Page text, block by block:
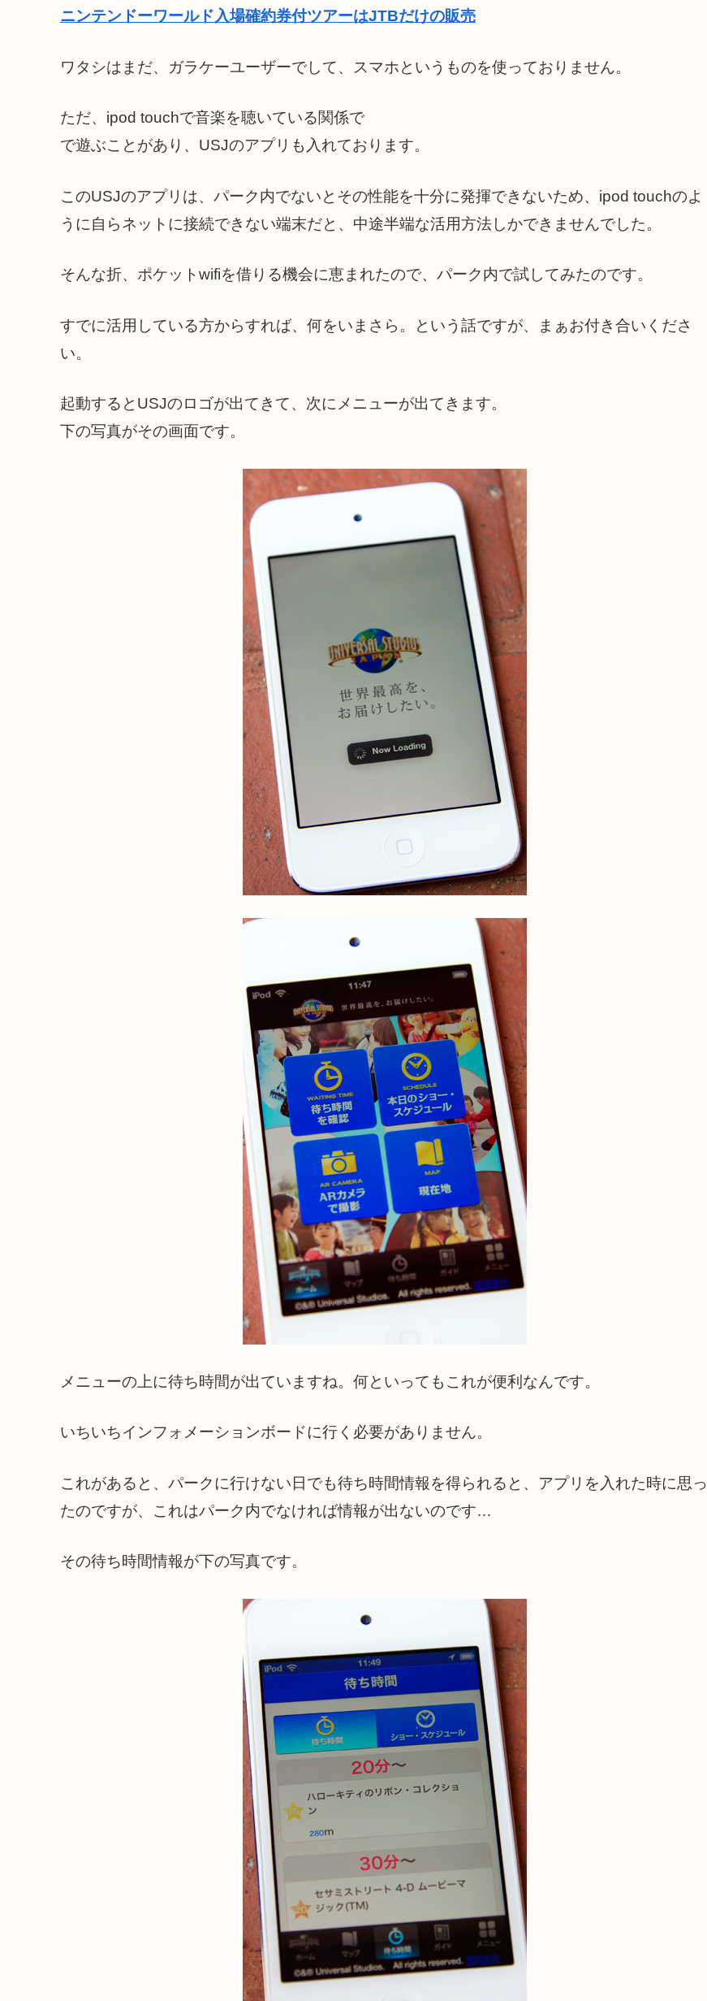
ニンテンドーワールド入場確約券付ツアーはJTBだけの販売
ワタシはまだ、ガラケーユーザーでして、スマホというものを使っておりません。
ただ、ipod touchで音楽を聴いている関係で
で遊ぶことがあり、USJのアプリも入れております。
このUSJのアプリは、パーク内でないとその性能を十分に発揮できないため、ipod touchのよ
うに自らネットに接続できない端末だと、中途半端な活用方法しかできませんでした。
そんな折、ポケットwifiを借りる機会に恵まれたので、パーク内で試してみたのです。
すでに活用している方からすれば、何をいまさら。という話ですが、まぁお付き合いくださ
い。
起動するとUSJのロゴが出てきて、次にメニューが出てきます。
下の写真がその画面です。
メニューの上に待ち時間が出ていますね。何といってもこれが便利なんです。
いちいちインフォメーションボードに行く必要がありません。
これがあると、パークに行けない日でも待ち時間情報を得られると、アプリを入れた時に思っ
たのですが、これはパーク内でなければ情報が出ないのです…
その待ち時間情報が下の写真です。